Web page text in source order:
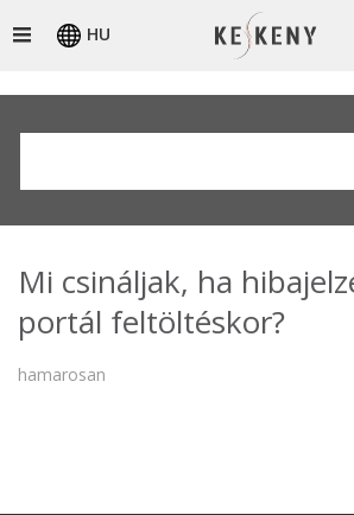
HU
Mi csináljak, ha
portál feltöltéskor?
hamarosan